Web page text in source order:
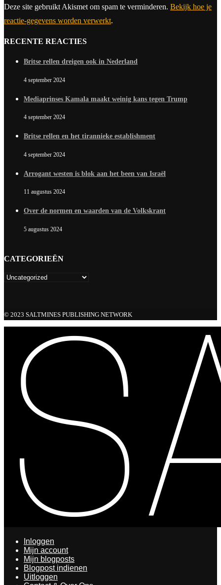
Deze site gebruikt Akismet om spam te verminderen. Bekijk hoe je
reactie-gegevens worden verwerkt.
RECENTE REACTIES
Britse rellen dreigen ook in Nederland
4 september 2024
Mediaprinses Kamala maakt weinig kans tegen Trump
4 september 2024
Britse rellen en het tirannieke establishment
4 september 2024
Arrogant westen is blok aan het been van Israël
11 augustus 2024
Over de normen en waarden van de Volkskrant
5 augustus 2024
CATEGORIEËN
© 2023 SALTMINES PUBLISHING NETWORK
Inloggen
Mijn account
Mijn blogposts
Blogpost indienen
Uitloggen